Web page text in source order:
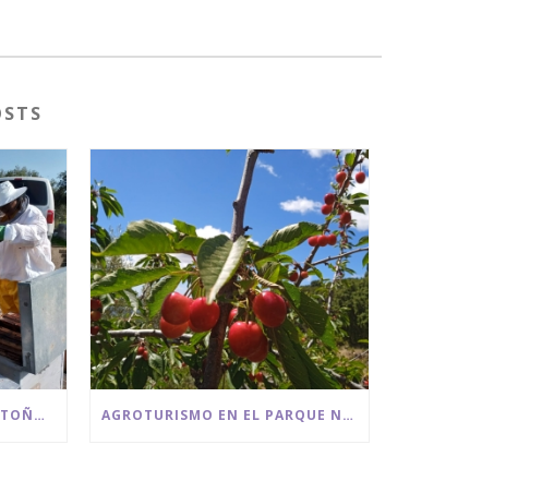
CURSOS DE APICULTURA OTOÑO DE 2025 BEE GARDEN MÁLAGA AGROTURISMO EN EL PARQUE NACIONAL SIERRA DE LAS NIEVES-RECOGIDA DE CEREZAS